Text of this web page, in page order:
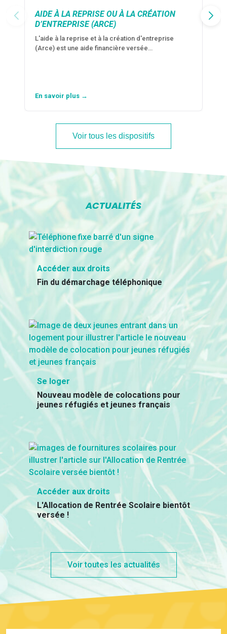
AIDE À LA REPRISE OU À LA CRÉATION
D’ENTREPRISE (ARCE)
L'aide à la reprise et à la création d'entreprise
(Arce) est une aide financière versée…
En savoir plus →
Voir tous les dispositifs
ACTUALITÉS
Accéder aux droits
Fin du démarchage téléphonique
Se loger
Nouveau modèle de colocations pour
jeunes réfugiés et jeunes français
Accéder aux droits
L'Allocation de Rentrée Scolaire bientôt
versée !
Voir toutes les actualités